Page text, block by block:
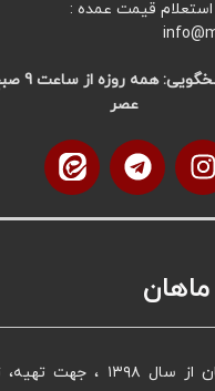
قیمت عمده :
عصر
گروه ایمنی ماهان از سال ۱۳۹۸ ،